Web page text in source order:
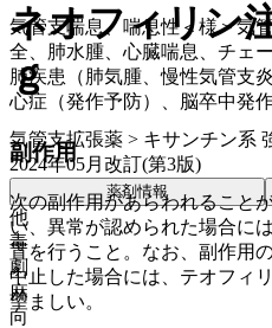
気管支喘息、喘息性＜様＞気
全、肺水腫、心臓喘息、チェ
肺疾患（肺気腫、慢性気管支
心症（発作予防）、脳卒中発作
副作用
次の副作用があらわれること
い、異常が認められた場合に
置を行うこと。なお、副作用
中止した場合には、テオフィ
望ましい。
ネオフィリン
ｇ
気管支拡張薬 > キサンチン系
2024年05月改訂(第3版)
薬剤情報
他
毒
劇
麻
向